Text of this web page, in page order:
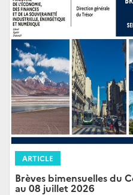
ARTICLE
Brèves bimensuelles du
au 08 juillet 2026